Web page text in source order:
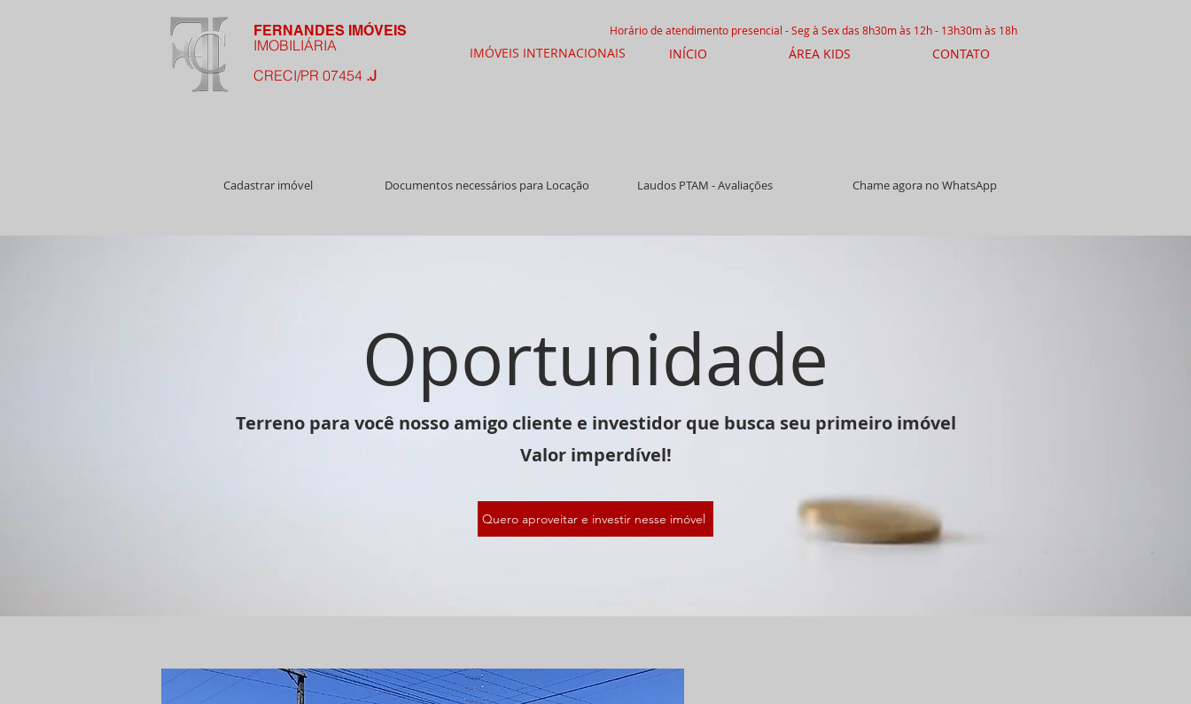
FERNANDES IMÓVEIS
IMOBILIÁRIA
CRECI/PR 07454 .J
Horário de atendimento presencial - Seg à Sex das 8h30m às 12h - 13h30m às 18h
IMÓVEIS INTERNACIONAIS INÍCIO ÁREA KIDS CONTATO
Cadastrar imóvel Documentos necessários para Locação Laudos PTAM - Avaliações Chame agora no WhatsApp
Oportunidade
Terreno para você nosso amigo cliente e investidor que busca seu primeiro imóvel
Valor imperdível!
Quero aproveitar e investir nesse imóvel